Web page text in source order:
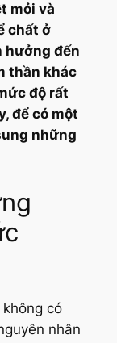
mỏi và
chất ở
hưởng đến
thần khác
độ rất
để có một
những
có
nhân